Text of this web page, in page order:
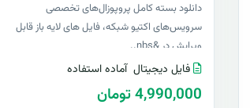
دانلود بسته کامل پروپوزال‌های تخصصی
سرویس‌های اکتیو شبکه، فایل های لایه باز قابل
ویرایش در &nbs..
فایل دیجیتال آماده استفاده
4,990,000 تومان